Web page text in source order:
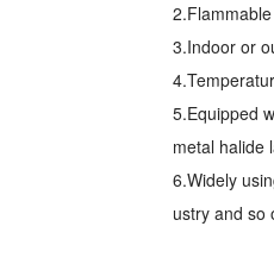
3.Indoor or
5.Equipped
metal halide
6.Widely
ustry and so